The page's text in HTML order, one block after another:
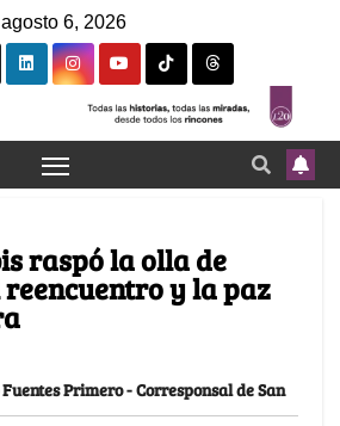
agosto 6, 2026
raspó la olla de
y la paz
Primero - Corresponsal de San